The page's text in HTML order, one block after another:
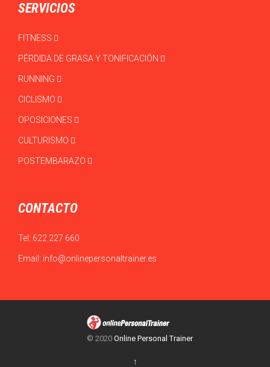
SERVICIOS
FITNESS
PÉRDIDA DE GRASA Y TONIFICACIÓN
RUNNING
CICLISMO
OPOSICIONES
CULTURISMO
POSTEMBARAZO
CONTACTO
Tel: 622 227 660
Email: info@onlinepersonaltrainer.es
© 2020 Online Personal Trainer
↑